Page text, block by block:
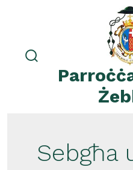
search
toggle
Sebgħa